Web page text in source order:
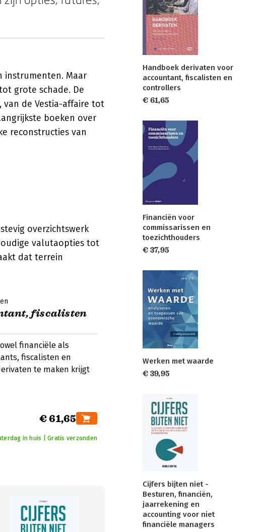
instrumenten. Maar
grote schade. De
de Vestia-affaire tot
boeken over
reconstructies van
overzichtswerk
valutaopties tot
dat terrein
fiscalisten
financiële als
fiscalisten en
te maken krijgt
€ 61,65
in huis | Gratis verzonden
Handboek derivaten voor
accountant, fiscalisten en
controllers
€ 61,65
Financiën voor
commissarissen en
toezichthouders
€ 37,95
Werken met waarde
€ 39,95
Cijfers bijten niet -
Besturen, financiën,
jaarrekening en
accounting voor niet
financiële managers